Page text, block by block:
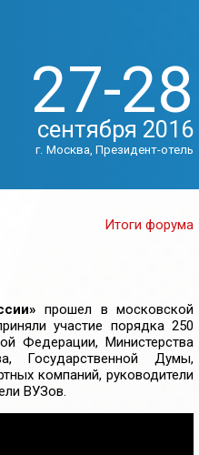
27-28
сентября 2016
г. Москва, Президент-отель
Итоги форума
прошел в московской
участие порядка 250
Федерации, Министерства
Государственной Думы,
компаний, руководители
ВУЗов.